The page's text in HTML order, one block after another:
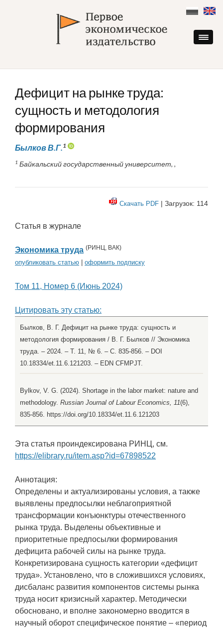
content
Дефицит на рынке труда:
сущность и методология
формирования
Былков В.Г.1
1 Байкальский государственный университет, ,
Скачать PDF | Загрузок: 114
Статья в журнале
Экономика труда (РИНЦ, ВАК)
опубликовать статью оформить подписку
Том 11, Номер 6 (Июнь 2024)
Цитировать эту статью:
Былков, В. Г. Дефицит на рынке труда: сущность и
методология формирования / В. Г. Былков // Экономика
труда. – 2024. – Т. 11, № 6. – С. 835-856. – DOI
10.18334/et.11.6.121203. – EDN CFMPJT.
Bylkov, V. G. (2024). Shortage in the labor market: nature and
methodology. Russian Journal of Labour Economics, 11(6),
835-856. https://doi.org/10.18334/et.11.6.121203
Эта статья проиндексирована РИНЦ, см.
https://elibrary.ru/item.asp?id=67898522
Аннотация:
Определены и актуализированы условия, а также
выявлены предпосылки неблагоприятной
трансформации конъюнктуры отечественного
рынка труда. Выделены объективные и
приоритетные предпосылки формирования
дефицита рабочей силы на рынке труда.
Конкретизирована сущность категории «дефицит
труда». Установлено, что в сложившихся условиях,
дисбаланс развития компонентов системы рынка
труда носит кризисный характер. Методически
обосновано, и вполне закономерно вводится в
научный оборот специфическое понятие – «период